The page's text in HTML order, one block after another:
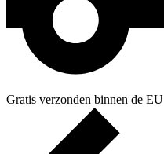
Gratis verzonden binnen de EU